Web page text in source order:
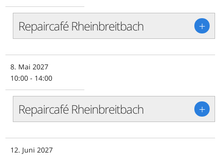
Repaircafé Rheinbreitbach +
8. Mai 2027
10:00 - 14:00
Repaircafé Rheinbreitbach +
12. Juni 2027